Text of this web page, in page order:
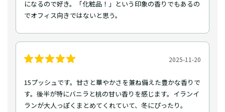
になるので好き。「化粧品！」という印象の香りでもあるの
でオフィス向きではないと思う。
2025-11-20
15プッシュです。甘さと華やかさを兼ね備えた豊かな香りで
す。後半が特にバニラと桃の甘い香りを感じます。イランイ
ランが大人っぽくまとめてくれていて、冬にぴったり。